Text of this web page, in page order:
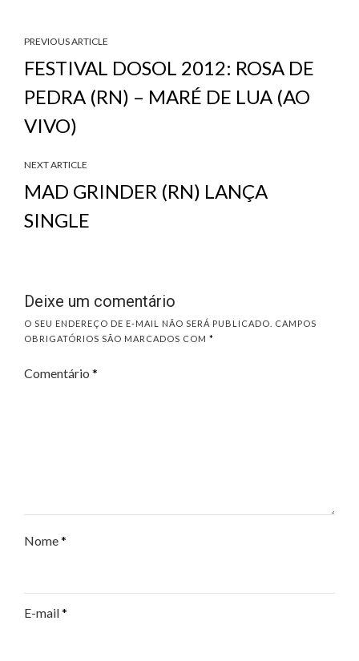
PREVIOUS ARTICLE
FESTIVAL DOSOL 2012: ROSA DE
PEDRA (RN) – MARÉ DE LUA (AO
VIVO)
NEXT ARTICLE
MAD GRINDER (RN) LANÇA
SINGLE
Deixe um comentário
O SEU ENDEREÇO DE E-MAIL NÃO SERÁ PUBLICADO.
CAMPOS
OBRIGATÓRIOS SÃO MARCADOS COM *
Comentário *
Nome*
E-mail*